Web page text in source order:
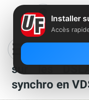
Free déploie
sur les
synchro en
Installer
Accès